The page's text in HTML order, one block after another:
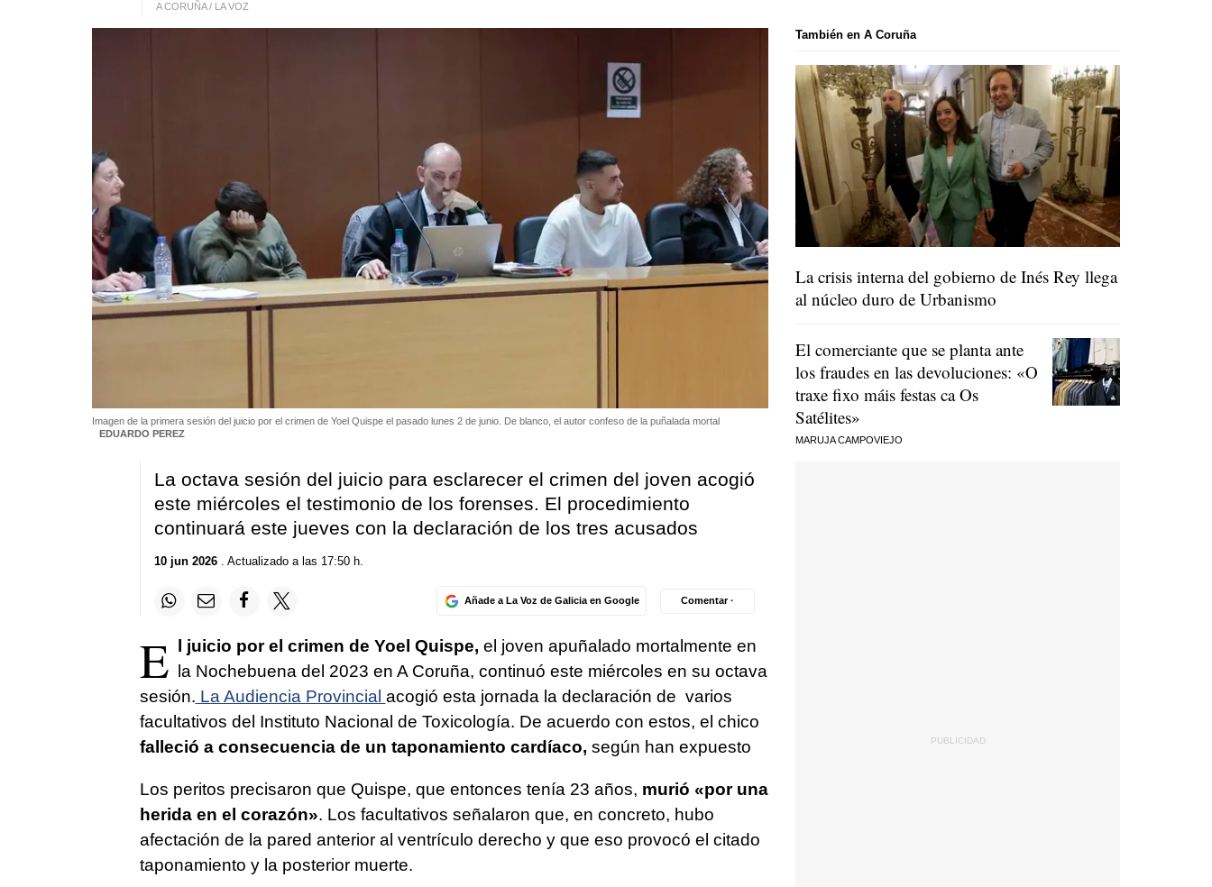
A CORUÑA / LA VOZ
Imagen de la primera sesión del juicio por el crimen de Yoel Quispe el pasado lunes 2 de junio. De blanco, el autor confeso de la puñalada mortal
EDUARDO PEREZ
La octava sesión del juicio para esclarecer el crimen del joven acogió
este miércoles el testimonio de los forenses. El procedimiento
continuará este jueves con la declaración de los tres acusados
10 jun 2026. Actualizado a las 17:50 h.
Añade a La Voz de Galicia en Google Comentar ·
E l juicio por el crimen de Yoel Quispe, el joven apuñalado mortalmente en
la Nochebuena del 2023 en A Coruña, continuó este miércoles en su octava
sesión. La Audiencia Provincial acogió esta jornada la declaración de varios
facultativos del Instituto Nacional de Toxicología. De acuerdo con estos, el chico
falleció a consecuencia de un taponamiento cardíaco, según han expuesto
Los peritos precisaron que Quispe, que entonces tenía 23 años, murió «por una
herida en el corazón». Los facultativos señalaron que, en concreto, hubo
afectación de la pared anterior al ventrículo derecho y que eso provocó el citado
taponamiento y la posterior muerte.
También en A Coruña
La crisis interna del gobierno de Inés Rey llega
al núcleo duro de Urbanismo
El comerciante que se planta ante
los fraudes en las devoluciones: «O
traxe fixo máis festas ca Os
Satélites»
MARUJA CAMPOVIEJO